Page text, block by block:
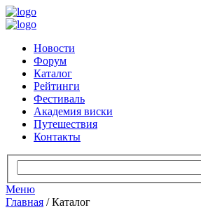
Новости
Форум
Каталог
Рейтинги
Фестиваль
Академия виски
Путешествия
Контакты
Меню
Главная /Каталог